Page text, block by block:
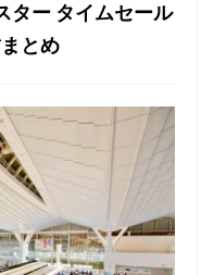
ター タイムセール
とめ